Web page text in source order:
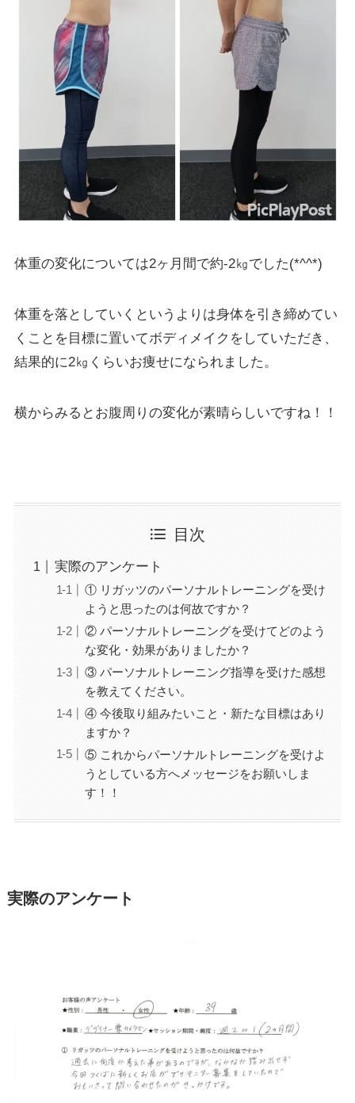
体重の変化については2ヶ月間で約-2㎏でした(*^^*)
体重を落としていくというよりは身体を引き締めてい
くことを目標に置いてボディメイクをしていただき、
結果的に2㎏くらいお痩せになられました。
横からみるとお腹周りの変化が素晴らしいですね！！
目次
実際のアンケート
① リガッツのパーソナルトレーニングを受け
ようと思ったのは何故ですか？
② パーソナルトレーニングを受けてどのよう
な変化・効果がありましたか？
③ パーソナルトレーニング指導を受けた感想
を教えてください。
④ 今後取り組みたいこと・新たな目標はあり
ますか？
⑤ これからパーソナルトレーニングを受けよ
うとしている方へメッセージをお願いしま
す！！
実際のアンケート